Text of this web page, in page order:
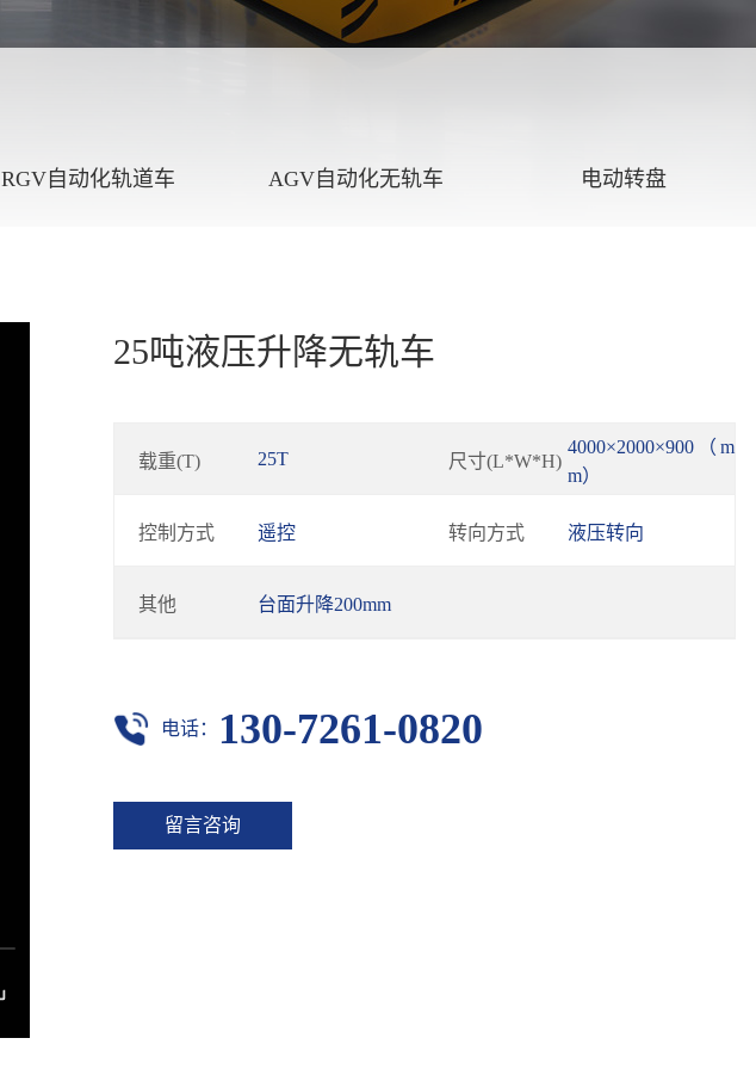
RGV自动化轨道车 AGV自动化无轨车 电动转盘
25吨液压升降无轨车
载重(T) 25T 尺寸(L*W*H)
4000×2000×900（m
m）
控制方式 遥控 转向方式 液压转向
其他 台面升降200mm
电话： 130-7261-0820
留言咨询